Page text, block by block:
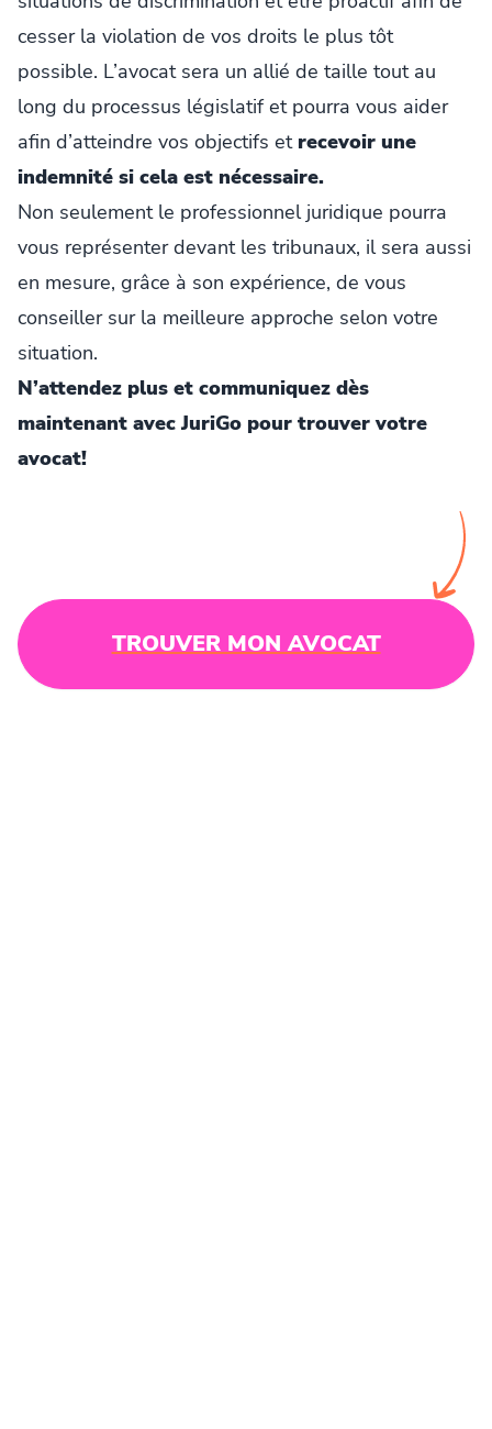
cesser la violation de vos droits le plus tôt
possible. L’avocat sera un allié de taille tout au
long du processus législatif et pourra vous aider
afin d’atteindre vos objectifs et recevoir une
indemnité si cela est nécessaire.
Non seulement le professionnel juridique pourra
vous représenter devant les tribunaux, il sera aussi
en mesure, grâce à son expérience, de vous
conseiller sur la meilleure approche selon votre
situation.
N’attendez plus et communiquez dès
maintenant avec JuriGo pour trouver votre
avocat!
TROUVER MON AVOCAT